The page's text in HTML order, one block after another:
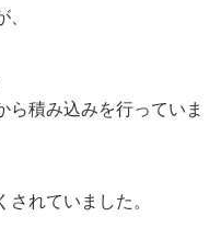
ら積み込みを行っていま
れていました。